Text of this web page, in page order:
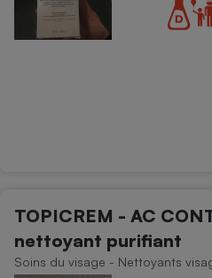
TOPICREM - AC
nettoyant purifiant
Soins du visage - Nettoyants